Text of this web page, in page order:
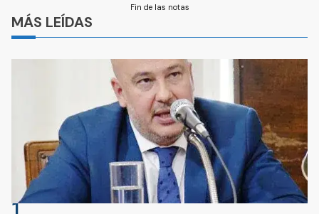
Fin de las notas
MÁS LEÍDAS